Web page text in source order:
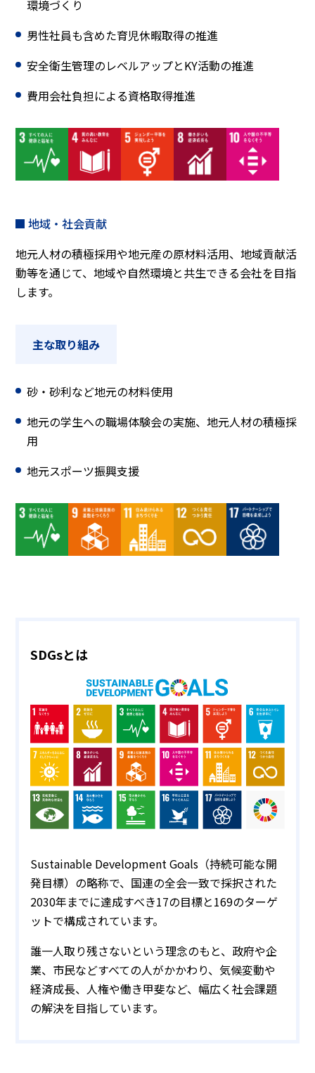
環境づくり
男性社員も含めた育児休暇取得の推進
安全衛生管理のレベルアップとKY活動の推進
費用会社負担による資格取得推進
地域・社会貢献
地元人材の積極採用や地元産の原材料活用、地域貢献活
動等を通じて、地域や自然環境と共生できる会社を目指
します。
主な取り組み
砂・砂利など地元の材料使用
地元の学生への職場体験会の実施、地元人材の積極採
用
地元スポーツ振興支援
SDGsとは
Sustainable Development Goals（持続可能な開
発目標）の略称で、国連の全会一致で採択された
2030年までに達成すべき17の目標と169のターゲ
ットで構成されています。
誰一人取り残さないという理念のもと、政府や企
業、市民などすべての人がかかわり、気候変動や
経済成長、人権や働き甲斐など、幅広く社会課題
の解決を目指しています。